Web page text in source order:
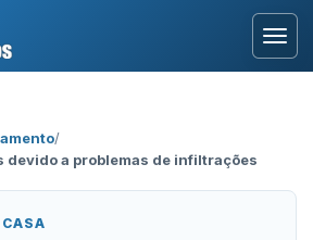
/
devido a problemas de infiltrações